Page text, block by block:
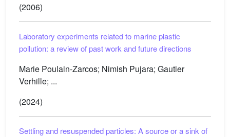
(2006)
Laboratory experiments related to marine plastic
pollution: a review of past work and future directions
Marie Poulain-Zarcos; Nimish Pujara; Gautier
Verhille; ...
(2024)
Settling and resuspended particles: A source or a sink of